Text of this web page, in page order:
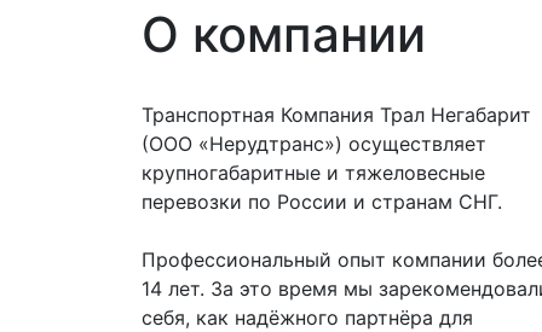
О компании
Транспортная Компания Трал Негабарит
(ООО «Нерудтранс») осуществляет
крупногабаритные и тяжеловесные
перевозки по России и странам СНГ.
Профессиональный опыт компании
14 лет. За это время мы
себя, как надёжного партнёра для